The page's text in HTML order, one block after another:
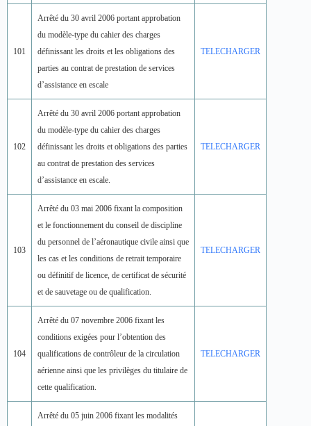
101
Arrêté du 30 avril 2006 portant approbation
du modèle-type du cahier des charges
définissant les droits et les obligations des
parties au contrat de prestation de services
d’assistance en escale
TELECHARGER
102
Arrêté du 30 avril 2006 portant approbation
du modèle-type du cahier des charges
définissant les droits et obligations des parties
au contrat de prestation des services
d’assistance en escale.
TELECHARGER
103
Arrêté du 03 mai 2006 fixant la composition
et le fonctionnement du conseil de discipline
du personnel de l’aéronautique civile ainsi que
les cas et les conditions de retrait temporaire
ou définitif de licence, de certificat de sécurité
et de sauvetage ou de qualification.
TELECHARGER
104
Arrêté du 07 novembre 2006 fixant les
conditions exigées pour l’obtention des
qualifications de contrôleur de la circulation
aérienne ainsi que les privilèges du titulaire de
cette qualification.
TELECHARGER
Arrêté du 05 juin 2006 fixant les modalités